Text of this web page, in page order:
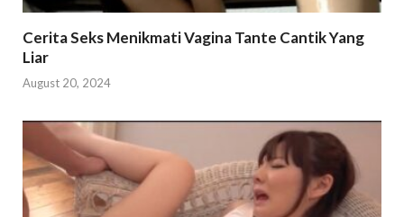
Cerita Seks Menikmati Vagina Tante Cantik Yang
Liar
August 20, 2024